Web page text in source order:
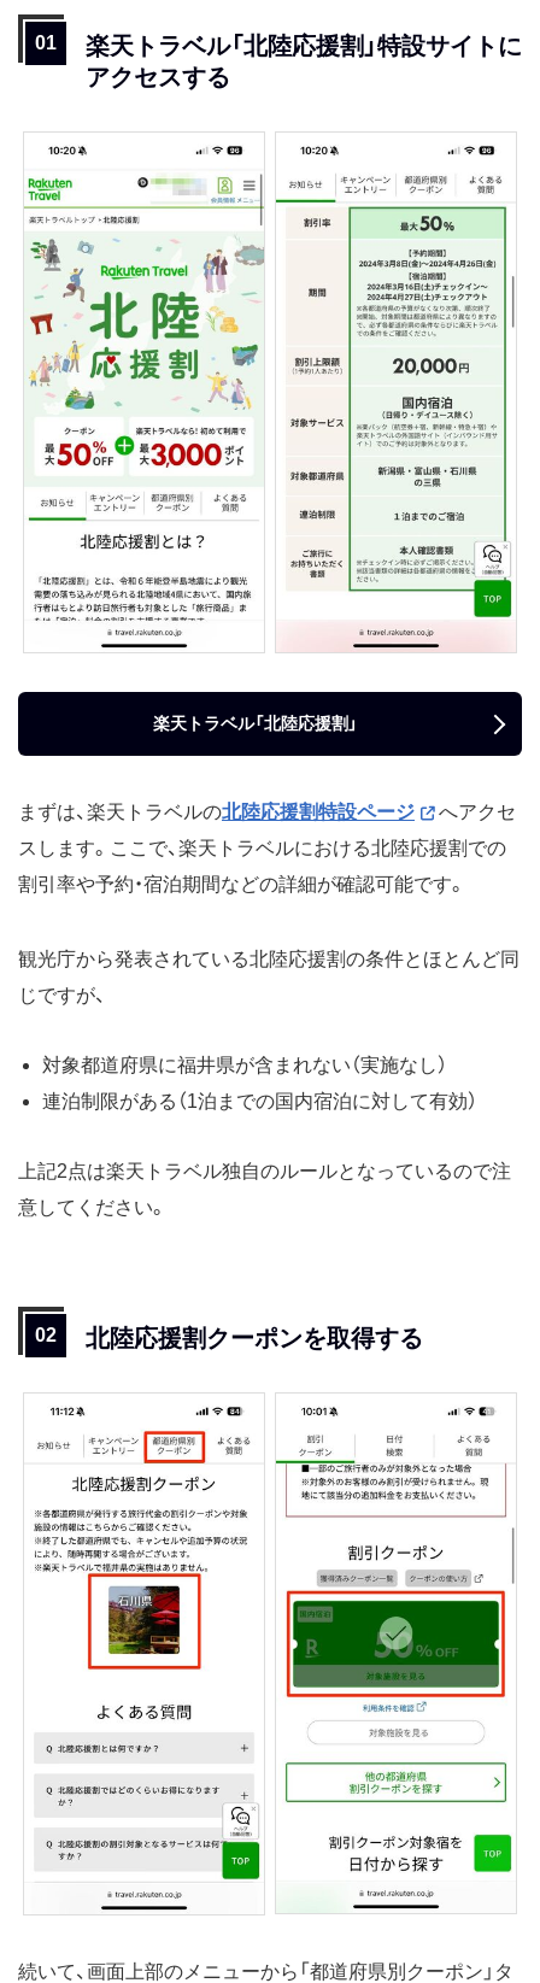
楽天トラベル「北陸応援割」特設サイトに
アクセスする
楽天トラベル「北陸応援割」
まずは、楽天トラベルの北陸応援割特設ページ
へアクセ
スします。ここで、楽天トラベルにおける北陸応援割での
割引率や予約・宿泊期間などの詳細が確認可能です。
観光庁から発表されている北陸応援割の条件とほとんど同
じですが、
対象都道府県に福井県が含まれない（実施なし）
連泊制限がある（1泊までの国内宿泊に対して有効）
上記2点は楽天トラベル独自のルールとなっているので注
意してください。
北陸応援割クーポンを取得する
続いて、画面上部のメニューから「都道府県別クーポン」タ